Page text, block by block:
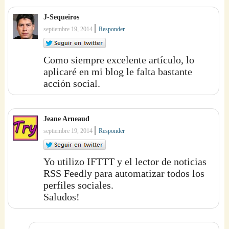
J-Sequeiros
septiembre 19, 2014 |Responder
Como siempre excelente artículo, lo
aplicaré en mi blog le falta bastante
acción social.
Jeane Arneaud
septiembre 19, 2014 |Responder
Yo utilizo IFTTT y el lector de noticias
RSS Feedly para automatizar todos los
perfiles sociales.
Saludos!